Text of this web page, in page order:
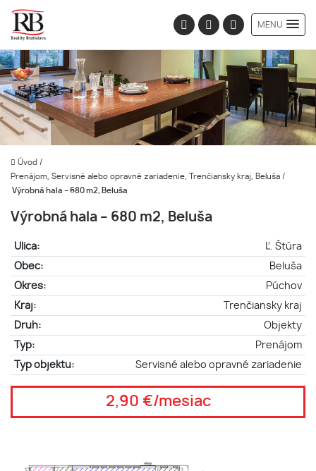
MENU
Úvod /
Prenájom, Servisné alebo opravné zariadenie, Trenčiansky kraj, Beluša /
Výrobná hala – 680 m2, Beluša
Výrobná hala – 680 m2, Beluša
Ulica:
Ľ. Štúra
Obec:
Beluša
Okres:
Púchov
Kraj:
Trenčiansky kraj
Druh:
Objekty
Typ:
Prenájom
Typ objektu:
Servisné alebo opravné zariadenie
2,90 €/mesiac